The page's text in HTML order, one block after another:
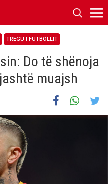
TREGU I FUTBOLLIT
Do të shënoja
muajsh